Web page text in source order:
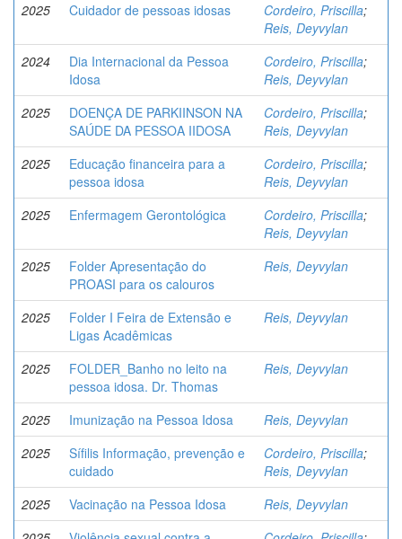
2025 Cuidador de pessoas idosas Cordeiro, Priscilla;
Reis, Deyvylan
2024
Dia Internacional da Pessoa
Idosa
Cordeiro, Priscilla;
Reis, Deyvylan
2025
DOENÇA DE PARKIINSON NA
SAÚDE DA PESSOA IIDOSA
Cordeiro, Priscilla;
Reis, Deyvylan
2025
Educação financeira para a
pessoa idosa
Cordeiro, Priscilla;
Reis, Deyvylan
2025
Enfermagem Gerontológica Cordeiro, Priscilla;
Reis, Deyvylan
2025
Folder Apresentação do
PROASI para os calouros
Reis, Deyvylan
2025
Folder I Feira de Extensão e
Ligas Acadêmicas
Reis, Deyvylan
2025
FOLDER_Banho no leito na
pessoa idosa. Dr. Thomas
Reis, Deyvylan
2025 Imunização na Pessoa Idosa
Reis, Deyvylan
2025
Sífilis Informação, prevenção e
cuidado
Cordeiro, Priscilla;
Reis, Deyvylan
2025
Vacinação na Pessoa Idosa
Reis, Deyvylan